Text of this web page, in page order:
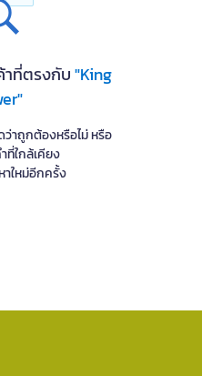
าที่ตรงกับ"King
าถูกต้องหรือไม่ หรือ
ที่ใกล้เคียง
ใหม่อีกครั้ง